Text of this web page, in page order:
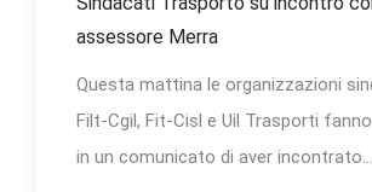
assessore Merra
Questa mattina le organizzazioni
Filt-Cgil, Fit-Cisl e Uil Trasporti
in un comunicato di aver incontrato...